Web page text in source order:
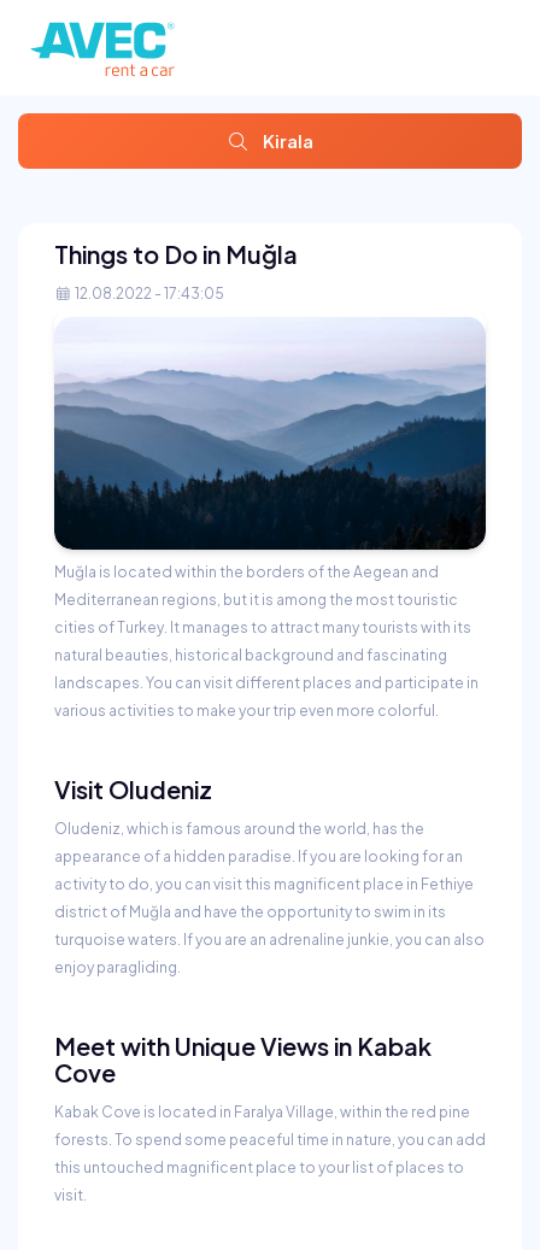
Kirala
Things to Do in Muğla
12.08.2022 - 17:43:05
Muğla is located within the borders of the Aegean and
Mediterranean regions, but it is among the most touristic
cities of Turkey. It manages to attract many tourists with its
natural beauties, historical background and fascinating
landscapes. You can visit different places and participate in
various activities to make your trip even more colorful.
Visit Oludeniz
Oludeniz, which is famous around the world, has the
appearance of a hidden paradise. If you are looking for an
activity to do, you can visit this magnificent place in Fethiye
district of Muğla and have the opportunity to swim in its
turquoise waters. If you are an adrenaline junkie, you can also
enjoy paragliding.
Meet with Unique Views in Kabak
Cove
Kabak Cove is located in Faralya Village, within the red pine
forests. To spend some peaceful time in nature, you can add
this untouched magnificent place to your list of places to
visit.